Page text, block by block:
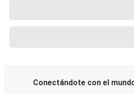
Conectándote con el